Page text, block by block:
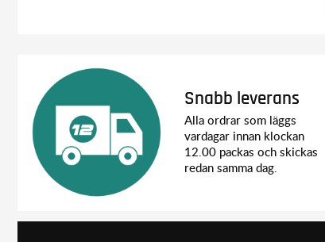
Snabb leverans
Alla ordrar som läggs
vardagar innan klockan
12.00 packas och skickas
redan samma dag.